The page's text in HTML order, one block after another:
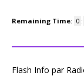
Remaining Time: 0 :
Flash Info par